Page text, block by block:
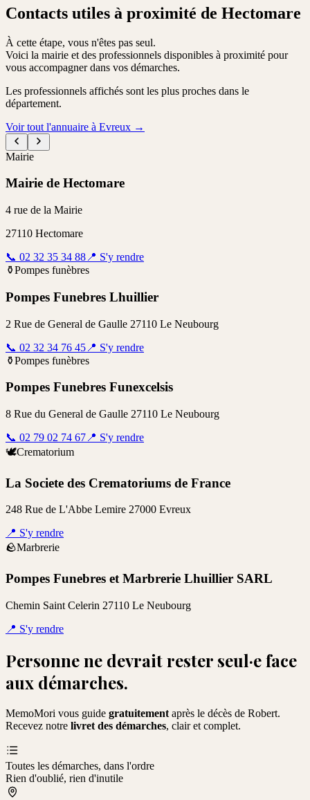
Contacts utiles à proximité de Hectomare
À cette étape, vous n'êtes pas seul.
Voici la mairie et des professionnels disponibles à proximité pour
vous accompagner dans vos démarches.
Les professionnels affichés sont les plus proches dans le
département.
Voir tout l'annuaire à Evreux →
Mairie
Mairie de Hectomare
4 rue de la Mairie
27110 Hectomare
📞 02 32 35 34 88 📍 S'y rendre
⚱️Pompes funèbres
Pompes Funebres Lhuillier
2 Rue de General de Gaulle 27110 Le Neubourg
📞 02 32 34 76 45 📍 S'y rendre
⚱️Pompes funèbres
Pompes Funebres Funexcelsis
8 Rue du General de Gaulle 27110 Le Neubourg
📞 02 79 02 74 67 📍 S'y rendre
🕊️Crematorium
La Societe des Crematoriums de France
248 Rue de L'Abbe Lemire 27000 Evreux
📍 S'y rendre
🪨Marbrerie
Pompes Funebres et Marbrerie Lhuillier SARL
Chemin Saint Celerin 27110 Le Neubourg
📍 S'y rendre
Personne ne devrait rester seul·e face
aux démarches.
MemoMori vous guide gratuitement après le décès de Robert.
Recevez notre livret des démarches, clair et complet.
Toutes les démarches, dans l'ordre
Rien d'oublié, rien d'inutile